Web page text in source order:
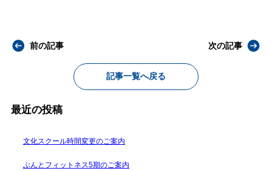
前の記事
記事一覧へ戻る
次の記事
最近の投稿
文化スクール時間変更のご案内
ぶんとフィットネス5期のご案内